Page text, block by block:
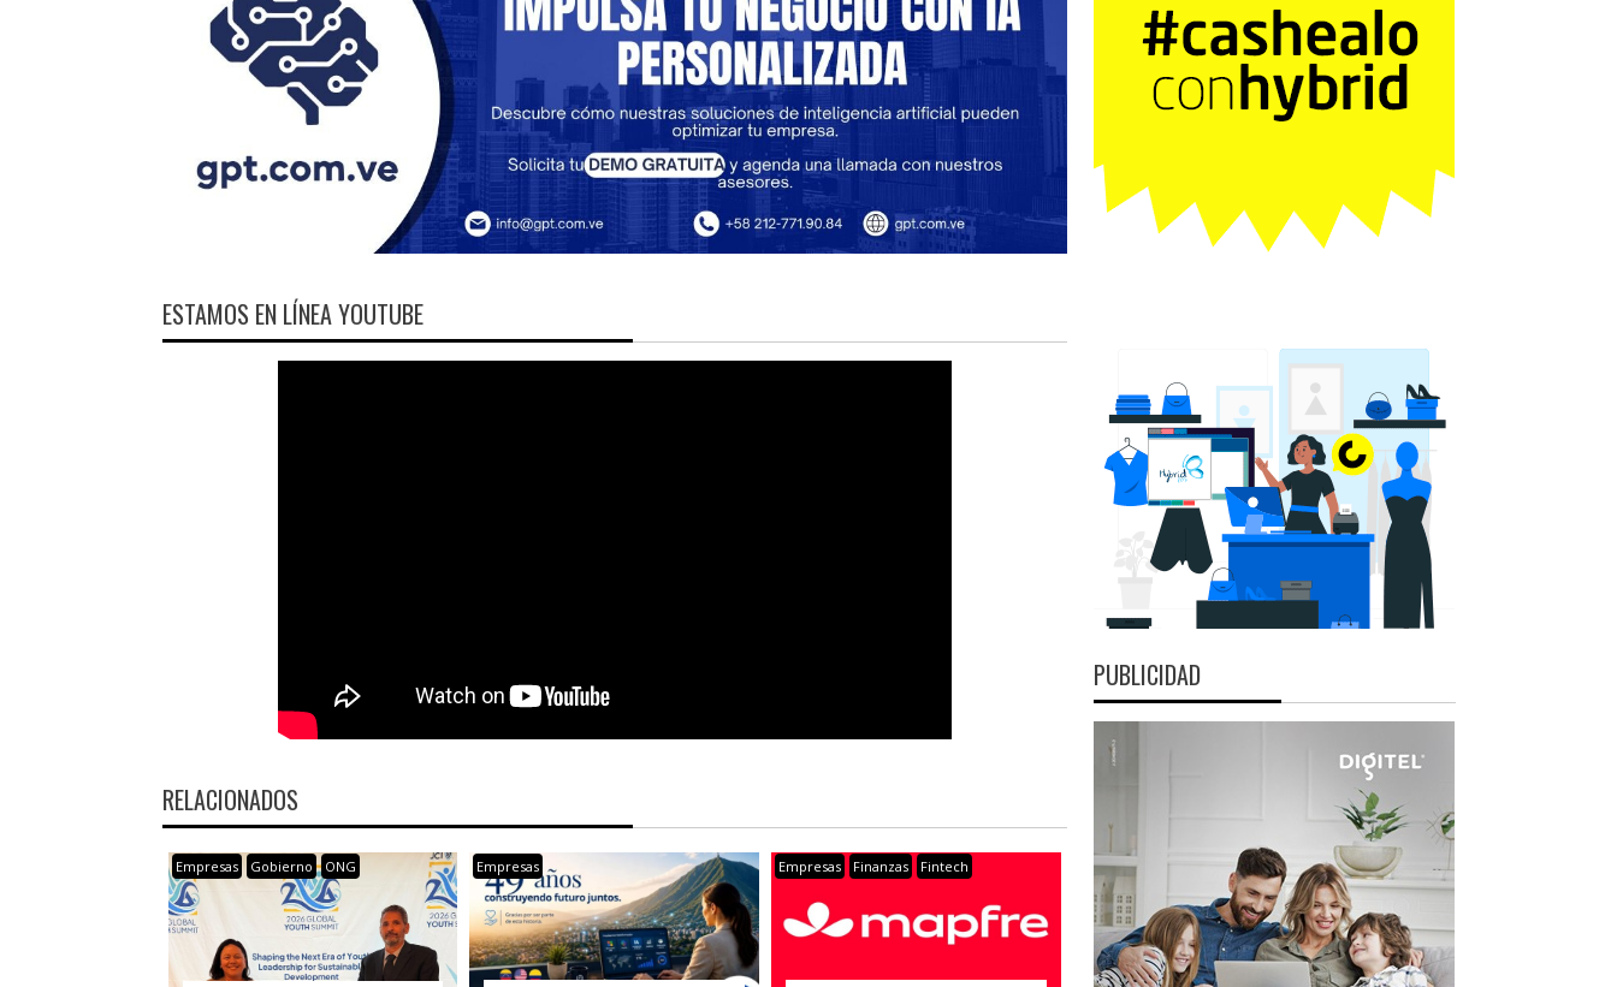
ESTAMOS EN LÍNEA YOUTUBE
RELACIONADOS
Empresas Gobierno ONG Empresas Empresas Finanzas Fintech
PUBLICIDAD